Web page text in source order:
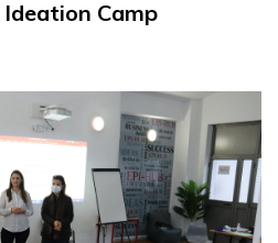
Ideation Camp